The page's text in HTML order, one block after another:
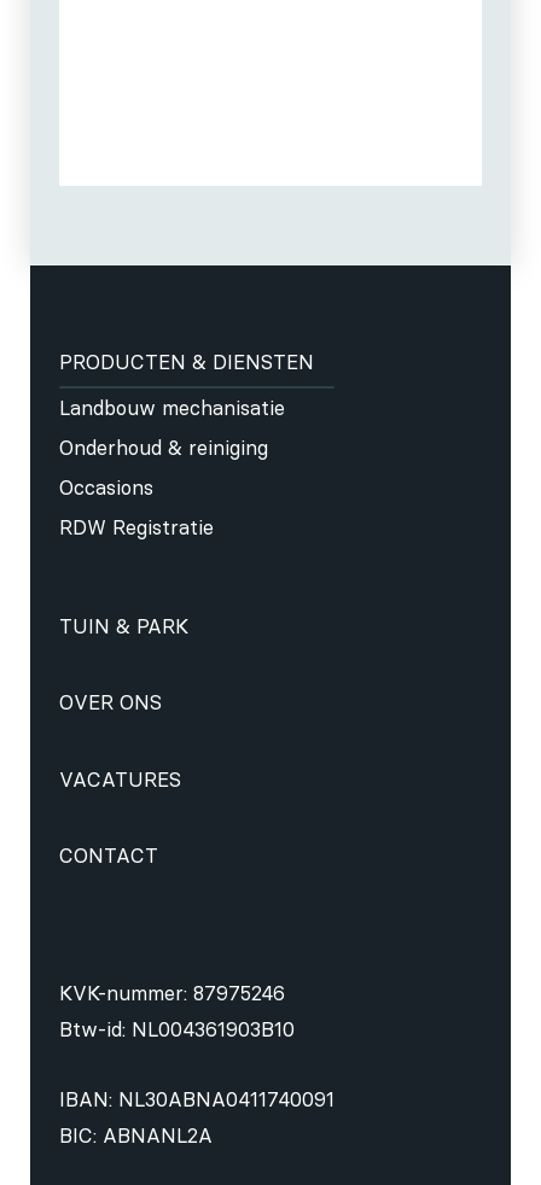
PRODUCTEN & DIENSTEN
Landbouw mechanisatie
Onderhoud & reiniging
Occasions
RDW Registratie
TUIN & PARK
OVER ONS
VACATURES
CONTACT
KVK-nummer: 87975246
Btw-id: NL004361903B10
IBAN: NL30ABNA0411740091
BIC: ABNANL2A